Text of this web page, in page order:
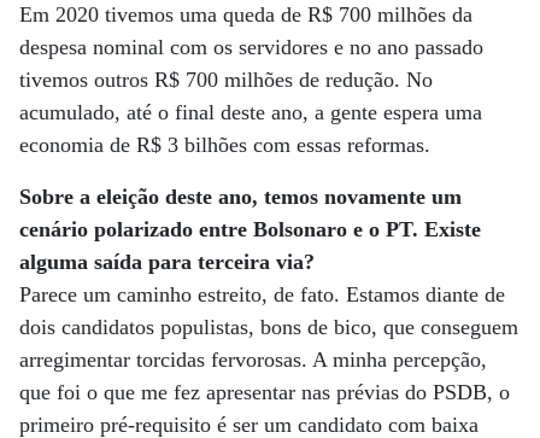
Em 2020 tivemos uma queda de R$ 700 milhões da
despesa nominal com os servidores e no ano passado
tivemos outros R$ 700 milhões de redução. No
acumulado, até o final deste ano, a gente espera uma
economia de R$ 3 bilhões com essas reformas.
Sobre a eleição deste ano, temos novamente um
cenário polarizado entre Bolsonaro e o PT. Existe
alguma saída para terceira via?
Parece um caminho estreito, de fato. Estamos diante de
dois candidatos populistas, bons de bico, que conseguem
arregimentar torcidas fervorosas. A minha percepção,
que foi o que me fez apresentar nas prévias do PSDB, o
primeiro pré-requisito é ser um candidato com baixa